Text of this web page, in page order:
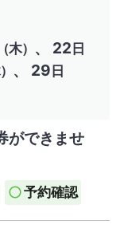
木） 、 22 日
、 29 日
ができませ
予約確認